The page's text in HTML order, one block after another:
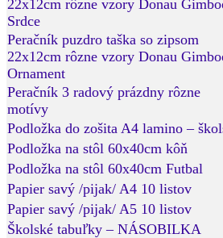
22x12cm rôzne vzory Donau
Srdce
Peračník puzdro taška so zipsom
22x12cm rôzne vzory Donau
Ornament
Peračník 3 radový prázdny rôzne
motívy
Podložka do zošita A4 lamino –
Podložka na stôl 60x40cm kôň
Podložka na stôl 60x40cm Futbal
Papier savý /pijak/ A4 10 listov
Papier savý /pijak/ A5 10 listov
Školské tabuľky – NÁSOBILKA